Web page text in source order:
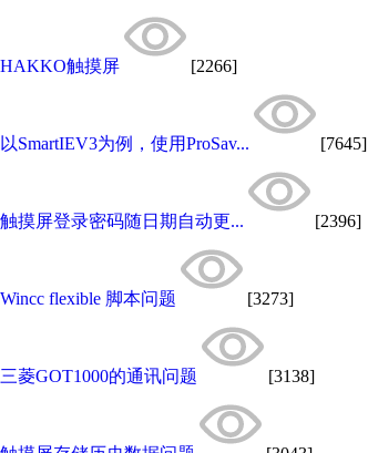
HAKKO触摸屏 [2266]
以SmartIEV3为例，使用ProSav... [7645]
触摸屏登录密码随日期自动更... [2396]
Wincc flexible 脚本问题 [3273]
三菱GOT1000的通讯问题 [3138]